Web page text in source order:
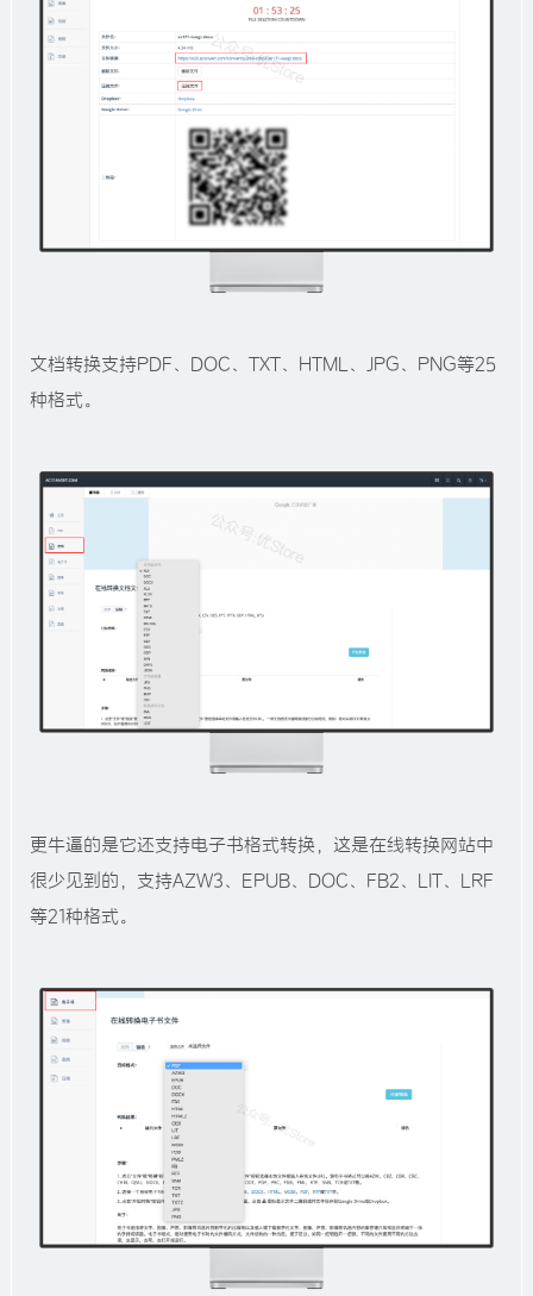
文档转换支持PDF、DOC、TXT、HTML、JPG、PNG等25
种格式。
更牛逼的是它还支持电子书格式转换，这是在线转换网站中
很少见到的，支持AZW3、EPUB、DOC、FB2、LIT、LRF
等21种格式。